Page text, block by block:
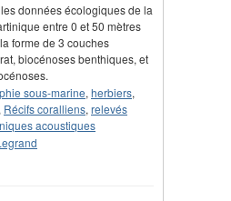
données écologiques de la
entre 0 et 50 mètres
forme de 3 couches
biocénoses benthiques, et
sous-marine, herbiers,
Récifs coralliens, relevés
acoustiques